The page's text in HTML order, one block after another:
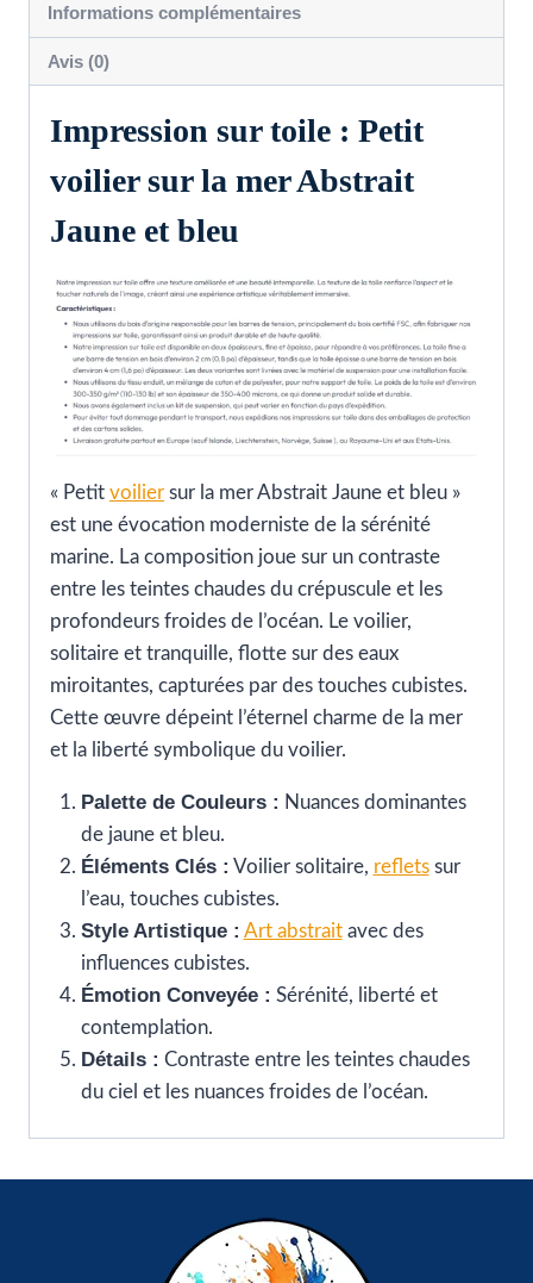
bleu
Informations complémentaires
Avis (0)
Impression sur toile : Petit
voilier sur la mer Abstrait
Jaune et bleu
« Petit voilier sur la mer Abstrait Jaune et bleu »
est une évocation moderniste de la sérénité
marine. La composition joue sur un contraste
entre les teintes chaudes du crépuscule et les
profondeurs froides de l’océan. Le voilier,
solitaire et tranquille, flotte sur des eaux
miroitantes, capturées par des touches cubistes.
Cette œuvre dépeint l’éternel charme de la mer
et la liberté symbolique du voilier.
Palette de Couleurs : Nuances dominantes
de jaune et bleu.
Éléments Clés : Voilier solitaire, refletssur
l’eau, touches cubistes.
Style Artistique : Art abstraitavec des
influences cubistes.
Émotion Conveyée : Sérénité, liberté et
contemplation.
Détails : Contraste entre les teintes chaudes
du ciel et les nuances froides de l’océan.